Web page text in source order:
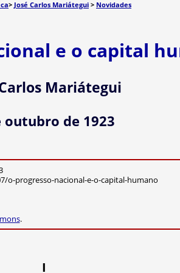
> José Carlos Mariátegui > Novidades
e o capital
Mariátegui
outubro de 1923
progresso-nacional-e-o-capital-humano
.
I